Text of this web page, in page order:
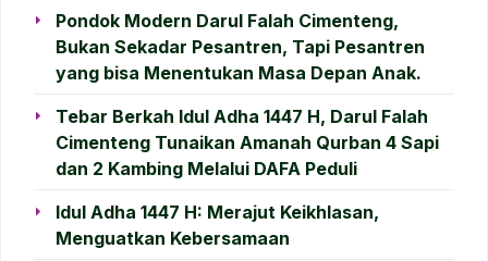
Pondok Modern Darul Falah Cimenteng,
Bukan Sekadar Pesantren, Tapi Pesantren
yang bisa Menentukan Masa Depan Anak.
Tebar Berkah Idul Adha 1447 H, Darul Falah
Cimenteng Tunaikan Amanah Qurban 4 Sapi
dan 2 Kambing Melalui DAFA Peduli
Idul Adha 1447 H: Merajut Keikhlasan,
Menguatkan Kebersamaan